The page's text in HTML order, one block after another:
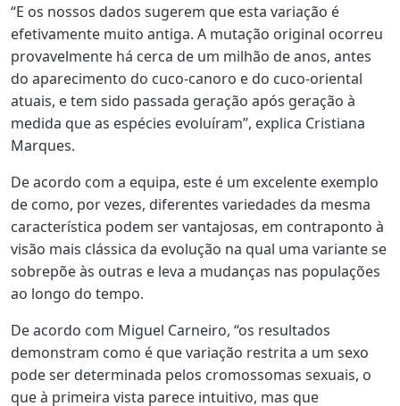
“E os nossos dados sugerem que esta variação é
efetivamente muito antiga. A mutação original ocorreu
provavelmente há cerca de um milhão de anos, antes
do aparecimento do cuco-canoro e do cuco-oriental
atuais, e tem sido passada geração após geração à
medida que as espécies evoluíram”, explica Cristiana
Marques.
De acordo com a equipa, este é um excelente exemplo
de como, por vezes, diferentes variedades da mesma
característica podem ser vantajosas, em contraponto à
visão mais clássica da evolução na qual uma variante se
sobrepõe às outras e leva a mudanças nas populações
ao longo do tempo.
De acordo com Miguel Carneiro, “os resultados
demonstram como é que variação restrita a um sexo
pode ser determinada pelos cromossomas sexuais, o
que à primeira vista parece intuitivo, mas que